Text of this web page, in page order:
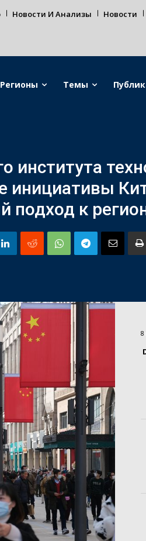
Новости И Анализы Новости
Регионы Темы
института
инициативы
к
8